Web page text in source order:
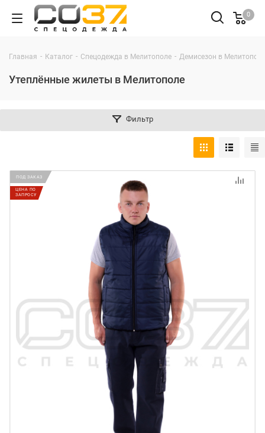
0
Главная - Каталог - Спецодежда в Мелитополе - Демисезон в Мелитополе
Утеплённые жилеты в Мелитополе
Фильтр
ПОД ЗАКАЗ
ЦЕНА ПО
ЗАПРОСУ